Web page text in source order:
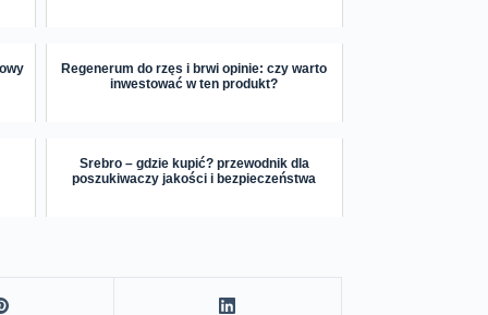
Regenerum do rzęs i brwi opinie: czy warto
inwestować w ten produkt?
Srebro – gdzie kupić? przewodnik dla
poszukiwaczy jakości i bezpieczeństwa